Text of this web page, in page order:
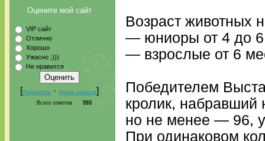
Оцените мой сайт
VIP сайт
Отлично
Хорошо
Ужасно ;)))
Не нравится
[Результаты · Архив опросов]
Всего ответов 593
Возраст животных
— юниоры от 4 до
— взрослые от 6
Победителем
кролик, набравший
но не менее — 96,
При одинаковом